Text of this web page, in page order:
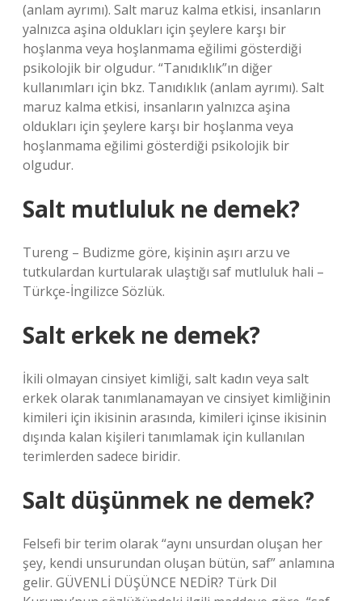
(anlam ayrımı). Salt maruz kalma etkisi, insanların
yalnızca aşina oldukları için şeylere karşı bir
hoşlanma veya hoşlanmama eğilimi gösterdiği
psikolojik bir olgudur. “Tanıdıklık”ın diğer
kullanımları için bkz. Tanıdıklık (anlam ayrımı). Salt
maruz kalma etkisi, insanların yalnızca aşina
oldukları için şeylere karşı bir hoşlanma veya
hoşlanmama eğilimi gösterdiği psikolojik bir
olgudur.
Salt mutluluk ne demek?
Tureng – Budizme göre, kişinin aşırı arzu ve
tutkulardan kurtularak ulaştığı saf mutluluk hali –
Türkçe-İngilizce Sözlük.
Salt erkek ne demek?
İkili olmayan cinsiyet kimliği, salt kadın veya salt
erkek olarak tanımlanamayan ve cinsiyet kimliğinin
kimileri için ikisinin arasında, kimileri içinse ikisinin
dışında kalan kişileri tanımlamak için kullanılan
terimlerden sadece biridir.
Salt düşünmek ne demek?
Felsefi bir terim olarak “aynı unsurdan oluşan her
şey, kendi unsurundan oluşan bütün, saf” anlamına
gelir. GÜVENLİ DÜŞÜNCE NEDİR? Türk Dil